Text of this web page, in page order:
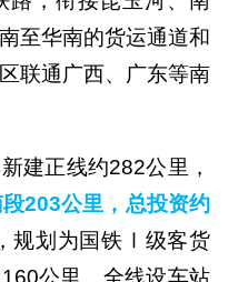
至华南的货运通道和
联通广西、广东等南
建正线约282公里，
203公里，总投资约
规划为国铁Ⅰ级客货
公里。全线设车站